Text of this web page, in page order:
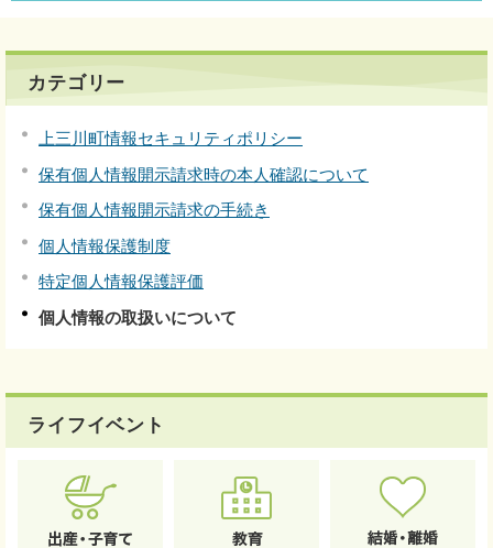
カテゴリー
上三川町情報セキュリティポリシー
保有個人情報開示請求時の本人確認について
保有個人情報開示請求の手続き
個人情報保護制度
特定個人情報保護評価
個人情報の取扱いについて
ライフイベント